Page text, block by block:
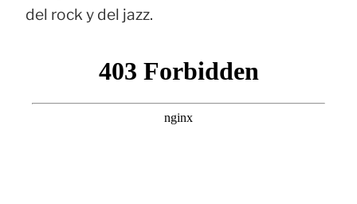
del rock y del jazz.